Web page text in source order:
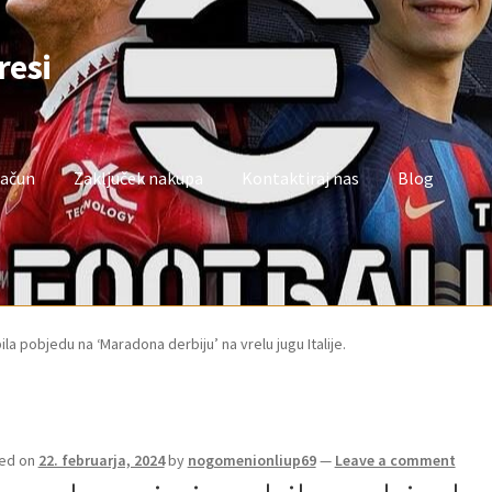
Zaključek nakupa Kontaktiraj nas Blog
račun Trgovina Zaključek nakupa
pobjedu na ‘Maradona derbiju’ na vrelu jugu Italije.
on 22. februarja, 2024by nogomenionliup69— Leave a comment